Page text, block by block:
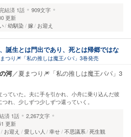
結済 1話
909文字
更新
幼馴染 嫁 お迎え
誕生とは門出であり、死とは帰郷ではな
つり🎆「私の推しは魔王パパ」3巻発売
河／夏まつり🎆「私の推しは魔王パパ」3
っていた。夫に手を引かれ、小舟に乗り込んだ彼
れ、少しずつ少しずつ還っていく。
済 1話
2,267文字
更新
お迎え 愛しい人 幸せ 不思議系 死生観